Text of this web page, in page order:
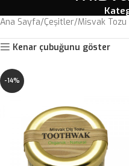
Ana Sayfa Çeşitler Misvak Tozu
Kenar çubuğunu göster
-14%